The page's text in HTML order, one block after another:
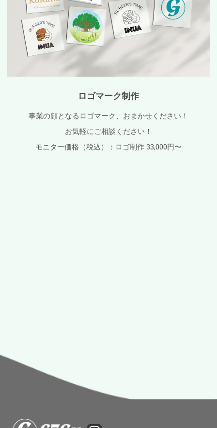
ロゴマーク制作
事業の顔となるロゴマーク、おまかせください！
お気軽にご相談ください ！
モニター価格（税込）： ロゴ制作 33,000円〜